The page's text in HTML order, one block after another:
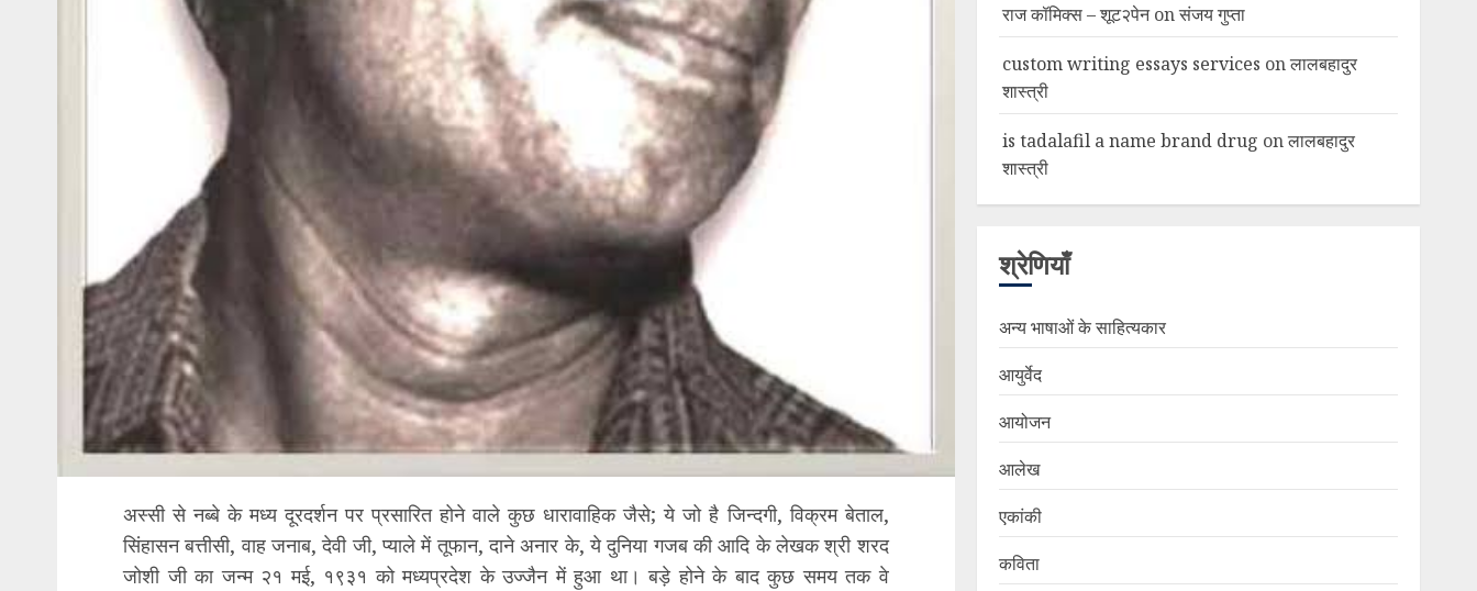
अस्सी से नब्बे के मध्य दूरदर्शन पर प्रसारित होने वाले कुछ धारावाहिक जैसे; ये जो है जिन्दगी, विक्रम बेताल,
सिंहासन बत्तीसी, वाह जनाब, देवी जी, प्याले में तूफान, दाने अनार के, ये दुनिया गजब की आदि के लेखक श्री शरद
जोशी जी का जन्म २१ मई, १९३१ को मध्यप्रदेश के उज्जैन में हुआ था। बड़े होने के बाद कुछ समय तक वे
राज कॉमिक्स – शूट२पेनonसंजय गुप्ता
custom writing essays services onलालबहादुर
शास्त्री
is tadalafil a name brand drug onलालबहादुर
शास्त्री
श्रेणियाँ
अन्य भाषाओं के साहित्यकार
आयुर्वेद
आयोजन
आलेख
एकांकी
कविता